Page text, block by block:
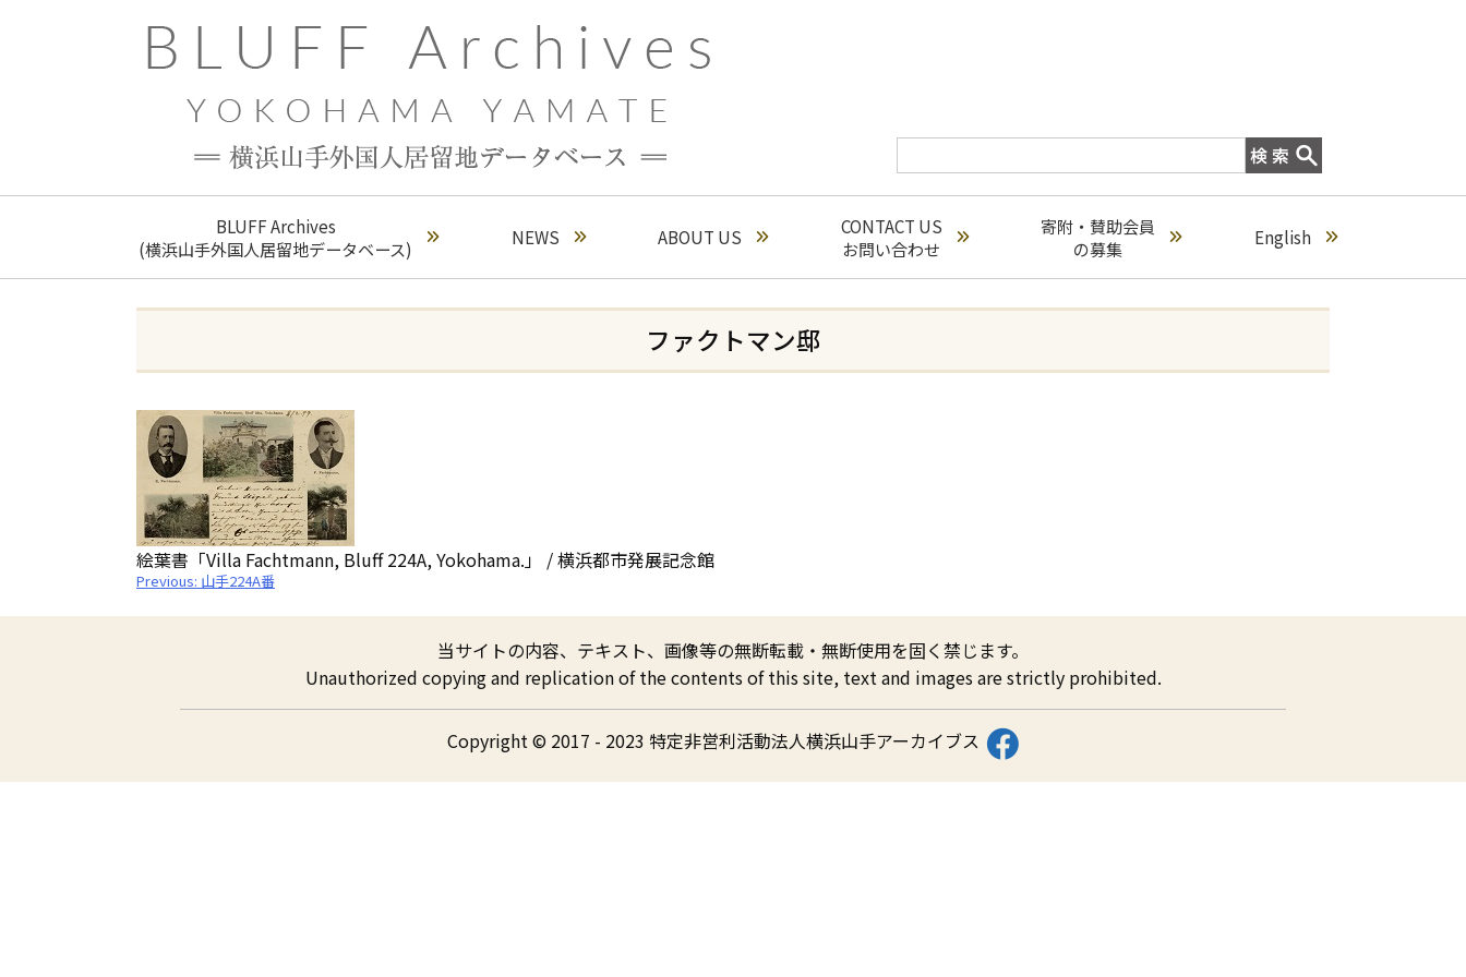
BLUFF Archives
(横浜山手外国人居留地データベース)
NEWS ABOUT US
CONTACT US
お問い合わせ
寄附・賛助会員
の募集
English
ファクトマン邸
絵葉書「Villa Fachtmann, Bluff 224A, Yokohama.」 / 横浜都市発展記念館
投
稿
ビ
Previous: 山手224A番
当サイトの内容、テキスト、画像等の無断転載・無断使用を固く禁じます。
Unauthorized copying and replication of the contents of this site, text and images are strictly prohibited.
Copyright © 2017 - 2023 特定非営利活動法人横浜山手アーカイブス